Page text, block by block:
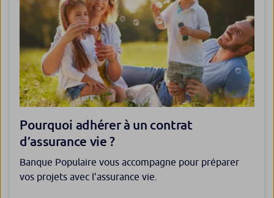
Pourquoi adhérer à un contrat
d’assurance vie ?
Banque Populaire vous accompagne pour préparer
vos projets avec l’assurance vie.